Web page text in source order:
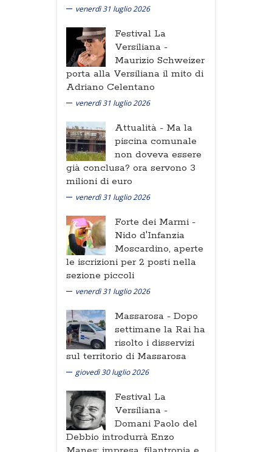
venerdì 31 luglio 2026
Festival La
Versiliana -
Maurizio Schweizer
porta alla Versiliana il mito di
Adriano Celentano
venerdì 31 luglio 2026
Attualità - Ma la
piscina comunale
non doveva essere
già conclusa? ora servono 3
milioni di euro
venerdì 31 luglio 2026
Forte dei Marmi -
Nido d'Infanzia
Moscardino, aperte
le iscrizioni per 2 posti nella
sezione piccoli
venerdì 31 luglio 2026
Massarosa - Dopo
settimane la Rai ha
risolto i disservizi
sul territorio di Massarosa
giovedì 30 luglio 2026
Festival La
Versiliana -
Domani Paolo del
Debbio introdurrà Enzo